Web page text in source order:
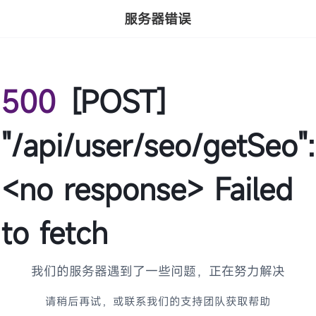
服务器错误
500 [POST]
"/api/user/seo/getSeo":
<no response> Failed
to fetch
我们的服务器遇到了一些问题，正在努力解决
请稍后再试，或联系我们的支持团队获取帮助